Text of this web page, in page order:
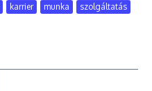
karrier munka
szolgáltatás